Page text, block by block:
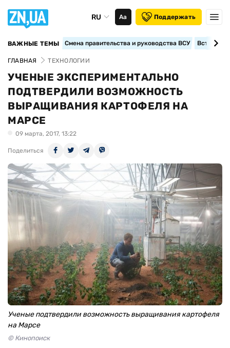
RU Аа Поддержать
ВАЖНЫЕ ТЕМЫ Смена правительства и руководства ВСУ
ГЛАВНАЯ ТЕХНОЛОГИИ
УЧЕНЫЕ ЭКСПЕРИМЕНТАЛЬНО
ПОДТВЕРДИЛИ ВОЗМОЖНОСТЬ
ВЫРАЩИВАНИЯ КАРТОФЕЛЯ НА
МАРСЕ
09 марта, 2017, 13:22
Поделиться
Ученые подтвердили возможность выращивания картофеля
на Марсе
© Кинопоиск